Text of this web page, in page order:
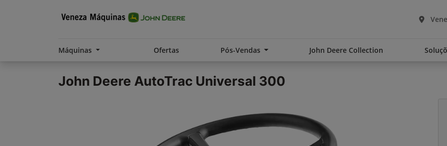
Máquinas Ofertas Pós-Vendas John Deere Collection
John Deere AutoTrac Universal 300